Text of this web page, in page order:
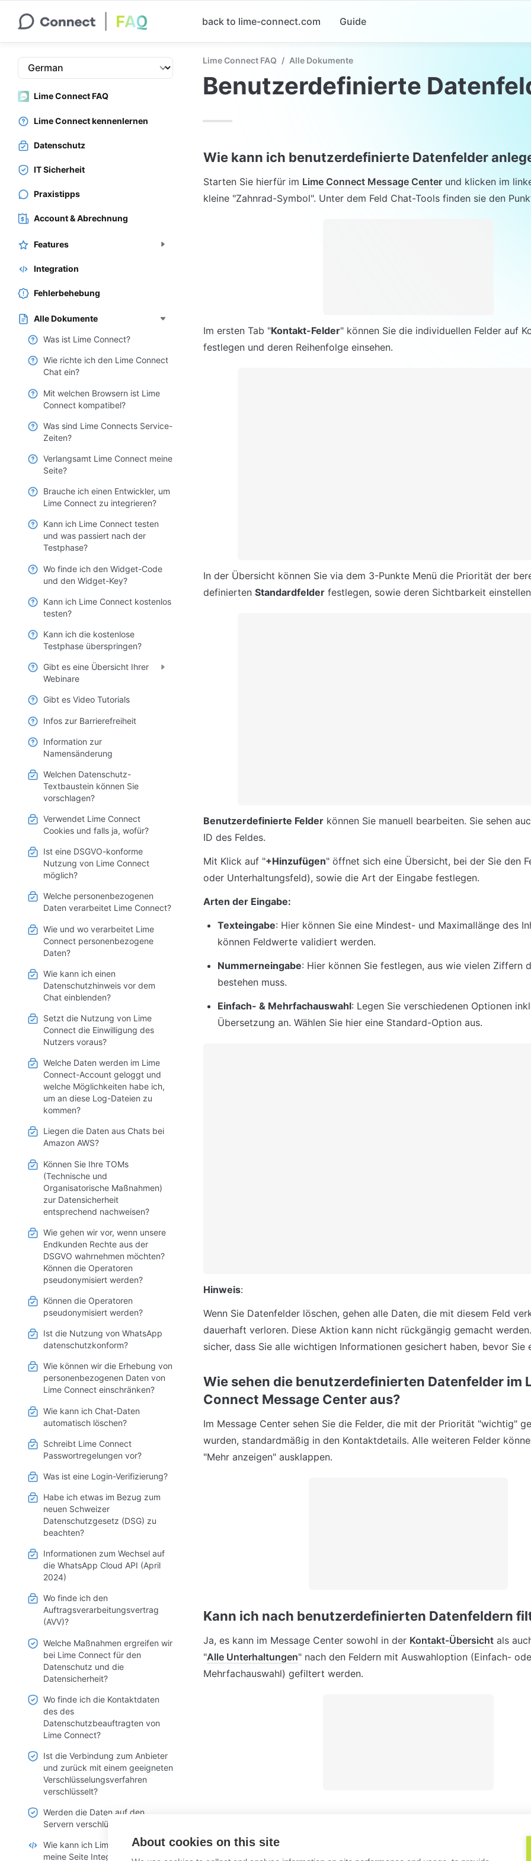
back to lime-connect.com Guide
Lime Connect FAQ
Lime Connect kennenlernen
Datenschutz
IT Sicherheit
Praxistipps
Account & Abrechnung
Features
Integration
Fehlerbehebung
Alle Dokumente
Was ist Lime Connect?
Wie richte ich den Lime Connect
Chat ein?
Mit welchen Browsern ist Lime
Connect kompatibel?
Was sind Lime Connects Service-
Zeiten?
Verlangsamt Lime Connect meine
Seite?
Brauche ich einen Entwickler, um
Lime Connect zu integrieren?
Kann ich Lime Connect testen
und was passiert nach der
Testphase?
Wo finde ich den Widget-Code
und den Widget-Key?
Kann ich Lime Connect kostenlos
testen?
Kann ich die kostenlose
Testphase überspringen?
Gibt es eine Übersicht Ihrer
Webinare
Gibt es Video Tutorials
Infos zur Barrierefreiheit
Information zur
Namensänderung
Welchen Datenschutz-
Textbaustein können Sie
vorschlagen?
Verwendet Lime Connect
Cookies und falls ja, wofür?
Ist eine DSGVO-konforme
Nutzung von Lime Connect
möglich?
Welche personenbezogenen
Daten verarbeitet Lime Connect?
Wie und wo verarbeitet Lime
Connect personenbezogene
Daten?
Wie kann ich einen
Datenschutzhinweis vor dem
Chat einblenden?
Setzt die Nutzung von Lime
Connect die Einwilligung des
Nutzers voraus?
Welche Daten werden im Lime
Connect-Account geloggt und
welche Möglichkeiten habe ich,
um an diese Log-Dateien zu
kommen?
Liegen die Daten aus Chats bei
Amazon AWS?
Können Sie Ihre TOMs
(Technische und
Organisatorische Maßnahmen)
zur Datensicherheit
entsprechend nachweisen?
Wie gehen wir vor, wenn unsere
Endkunden Rechte aus der
DSGVO wahrnehmen möchten?
Können die Operatoren
pseudonymisiert werden?
Können die Operatoren
pseudonymisiert werden?
Ist die Nutzung von WhatsApp
datenschutzkonform?
Wie können wir die Erhebung von
personenbezogenen Daten von
Lime Connect einschränken?
Wie kann ich Chat-Daten
automatisch löschen?
Schreibt Lime Connect
Passwortregelungen vor?
Was ist eine Login-Verifizierung?
Habe ich etwas im Bezug zum
neuen Schweizer
Datenschutzgesetz (DSG) zu
beachten?
Informationen zum Wechsel auf
die WhatsApp Cloud API (April
2024)
Wo finde ich den
Auftragsverarbeitungsvertrag
(AVV)?
Welche Maßnahmen ergreifen wir
bei Lime Connect für den
Datenschutz und die
Datensicherheit?
Wo finde ich die Kontaktdaten
des des
Datenschutzbeauftragten von
Lime Connect?
Ist die Verbindung zum Anbieter
und zurück mit einem geeigneten
Verschlüsselungsverfahren
verschlüsselt?
Werden die Daten auf den
Servern verschlüsselt?
Wie kann ich Lime Connect in
meine Seite Integrieren?
Lime Connect FAQ / Alle Dokumente
Benutzerdefinierte
Wie kann ich benutzerdefinierte Datenfelder
Starten Sie hierfür im Lime Connect Message Center und klicken im
kleine "Zahnrad-Symbol". Unter dem Feld Chat-Tools finden sie den
Im ersten Tab "Kontakt-Felder" können Sie die individuellen Felder auf
festlegen und deren Reihenfolge einsehen.
In der Übersicht können Sie via dem 3-Punkte Menü die Priorität der
definierten Standardfelder festlegen, sowie deren Sichtbarkeit
Benutzerdefinierte Felder können Sie manuell bearbeiten. Sie sehen
ID des Feldes.
Mit Klick auf "+Hinzufügen" öffnet sich eine Übersicht, bei der Sie den
oder Unterhaltungsfeld), sowie die Art der Eingabe festlegen.
Arten der Eingabe:
Texteingabe: Hier können Sie eine Mindest- und Maximallänge des
können Feldwerte validiert werden.
Nummerneingabe: Hier können Sie festlegen, aus wie vielen Ziffern
bestehen muss.
Einfach- & Mehrfachauswahl: Legen Sie verschiedenen Optionen
Übersetzung an. Wählen Sie hier eine Standard-Option aus.
Hinweis:
Wenn Sie Datenfelder löschen, gehen alle Daten, die mit diesem Feld
dauerhaft verloren. Diese Aktion kann nicht rückgängig gemacht
sicher, dass Sie alle wichtigen Informationen gesichert haben, bevor Sie
Wie sehen die benutzerdefinierten Datenfelder im
Connect Message Center aus?
Im Message Center sehen Sie die Felder, die mit der Priorität "wichtig"
wurden, standardmäßig in den Kontaktdetails. Alle weiteren Felder
"Mehr anzeigen" ausklappen.
Kann ich nach benutzerdefinierten Datenfeldern
Ja, es kann im Message Center sowohl in der Kontakt-Übersicht als
"Alle Unterhaltungen" nach den Feldern mit Auswahloption (Einfach-
Mehrfachauswahl) gefiltert werden.
Kann ich Kontakte importieren? Wie kann ich mein Video-
About cookies on this site